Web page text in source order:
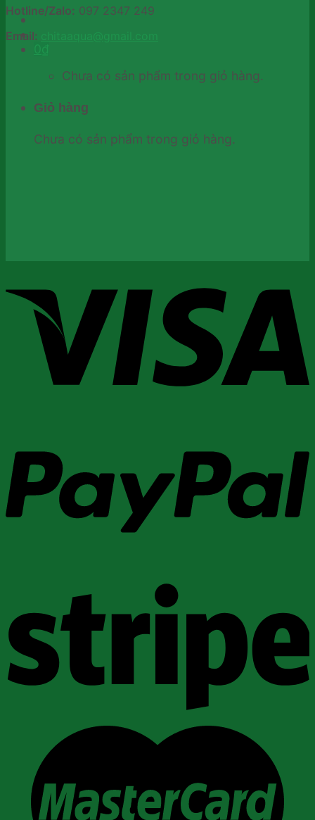
Chưa có sản phẩm trong giỏ hàng.
Giỏ hàng
Chưa có sản phẩm trong giỏ hàng.
Hotline/Zalo: 097 2347 249
Email: